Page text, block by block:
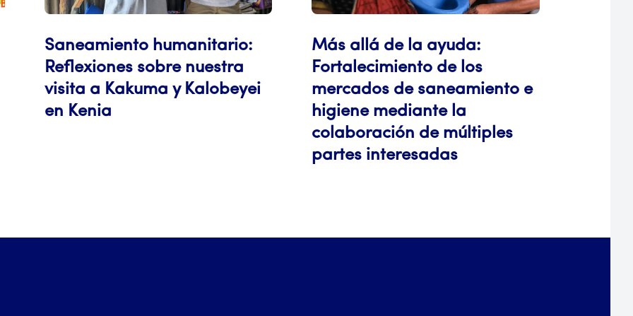
Saneamiento humanitario:
Reflexiones sobre nuestra
visita a Kakuma y Kalobeyei
en Kenia
Más allá de la ayuda:
Fortalecimiento de los
mercados de saneamiento e
higiene mediante la
colaboración de múltiples
partes interesadas